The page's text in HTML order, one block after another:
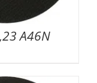
A46N